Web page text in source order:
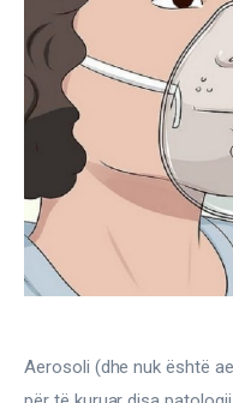
Gjinekologji/
Hematologji
Intervista
Laborator
Mirëqenie
Okulistike
Aerosoli (dhe nuk është